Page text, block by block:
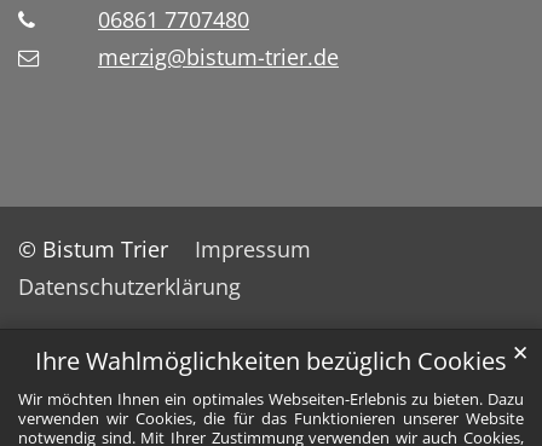
Ihre Wahlmöglichkeiten bezüglich Cookies
Wir möchten Ihnen ein optimales Webseiten-Erlebnis zu bieten. Dazu
verwenden wir Cookies, die für das Funktionieren unserer Website
notwendig sind. Mit Ihrer Zustimmung verwenden wir auch Cookies,
✕
06861 7707480
merzig@bistum-trier.de
© Bistum Trier
Impressum
Datenschutzerklärung